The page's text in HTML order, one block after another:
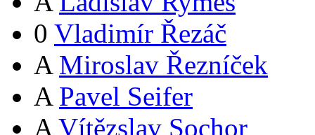
0 Vladimír Řezáč
A Miroslav Řezníček
A Pavel Seifer
A Vítězslav Sochor